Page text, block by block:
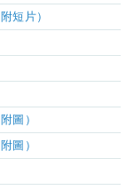
短片）
附圖）
圖）